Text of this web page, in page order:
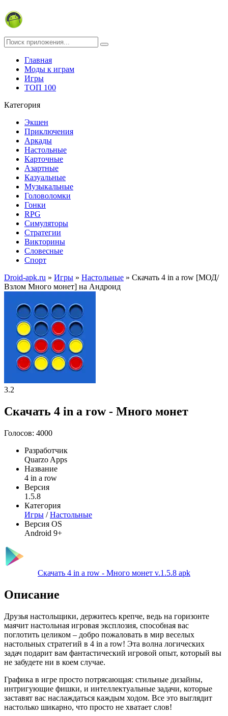
Главная
Моды к играм
Игры
ТОП 100
Категория
Экшен
Приключения
Аркады
Настольные
Карточные
Азартные
Казуальные
Музыкальные
Головоломки
Гонки
RPG
Симуляторы
Стратегии
Викторины
Словесные
Спорт
Droid-apk.ru » Игры » Настольные » Скачать 4 in a row [МОД/
Взлом Много монет] на Андроид
3.2
Скачать 4 in a row - Много монет
Голосов: 4000
Разработчик
Quarzo Apps
Название
4 in a row
Версия
1.5.8
Категория
Игры /Настольные
Версия OS
Android 9+
Скачать 4 in a row - Много монет v.1.5.8 apk
Описание
Друзья настольщики, держитесь крепче, ведь на горизонте
маячит настольная игровая эксплозия, способная вас
поглотить целиком – добро пожаловать в мир веселых
настольных стратегий в 4 in a row! Эта волна логических
задач подарит вам фантастический игровой опыт, который вы
не забудете ни в коем случае.
Графика в игре просто потрясающая: стильные дизайны,
интригующие фишки, и интеллектуальные задачи, которые
заставят вас наслаждаться каждым ходом. Все это выглядит
настолько шикарно, что просто не хватает слов!